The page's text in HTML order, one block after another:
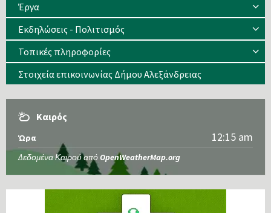
Έργα
Εκδηλώσεις - Πολιτισμός
Τοπικές πληροφορίες
Στοιχεία επικοινωνίας Δήμου Αλεξάνδρειας
Καιρός
Ώρα 12:15 am
Δεδομένα Καιρού από OpenWeatherMap.org